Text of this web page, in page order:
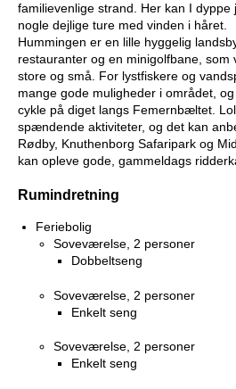
familievenlige strand. Her kan I dyppe
nogle dejlige ture med vinden i håret.
Hummingen er en lille hyggelig
restauranter og en minigolfbane,
store og små. For lystfiskere og
mange gode muligheder i området,
cykle på diget langs Femernbæltet.
spændende aktiviteter, og det kan
Rødby, Knuthenborg Safaripark og
kan opleve gode, gammeldags
Rumindretning
Feriebolig
Soveværelse, 2 personer
Dobbeltseng
Soveværelse, 2 personer
Enkelt seng
Soveværelse, 2 personer
Enkelt seng